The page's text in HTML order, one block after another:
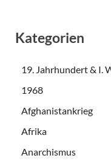
Kategorien
19. Jahrhundert & I.
1968
Afghanistankrieg
Afrika
Anarchismus